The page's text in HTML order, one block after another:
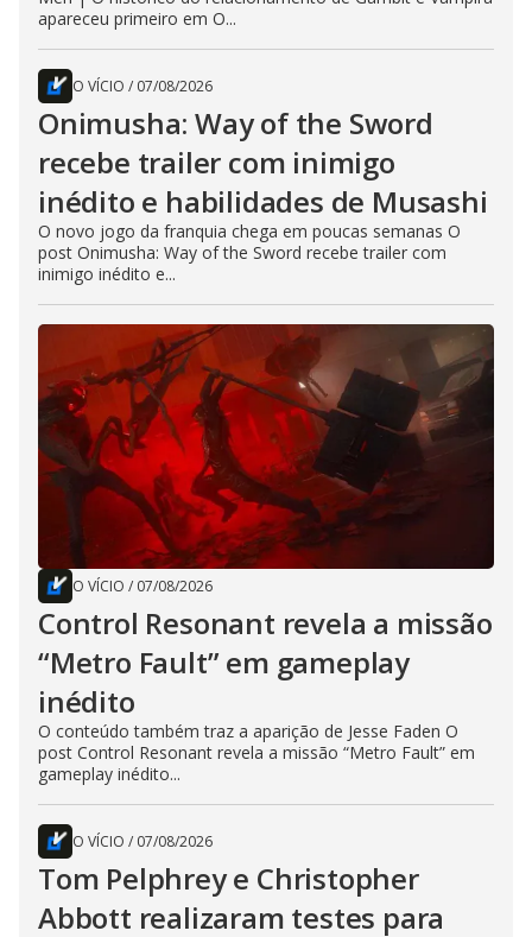
apareceu primeiro em O...
O VÍCIO / 07/08/2026
Onimusha: Way of the Sword
recebe trailer com inimigo
inédito e habilidades de Musashi
O novo jogo da franquia chega em poucas semanas O
post Onimusha: Way of the Sword recebe trailer com
inimigo inédito e...
O VÍCIO / 07/08/2026
Control Resonant revela a missão
“Metro Fault” em gameplay
inédito
O conteúdo também traz a aparição de Jesse Faden O
post Control Resonant revela a missão “Metro Fault” em
gameplay inédito...
O VÍCIO / 07/08/2026
Tom Pelphrey e Christopher
Abbott realizaram testes para